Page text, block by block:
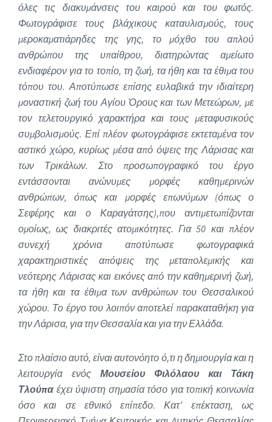
όλες τις διακυμάνσεις του καιρού και του φωτός.
Φωτογράφισε τους βλάχικους καταυλισμούς, τους
μεροκαματιάρηδες της γης, το μόχθο του απλού
ανθρώπου της υπαίθρου, διατηρώντας αμείωτο
ενδιαφέρον για το τοπίο, τη ζωή, τα ήθη και τα έθιμα του
τόπου του. Αποτύπωσε επίσης ευλαβικά την ιδιαίτερη
μοναστική ζωή του Αγίου Όρους και των Μετεώρων, με
τον τελετουργικό χαρακτήρα και τους μεταφυσικούς
συμβολισμούς. Επί πλέον φωτογράφισε εκτεταμένα τον
αστικό χώρο, κυρίως μέσα από όψεις της Λάρισας και
των Τρικάλων. Στο προσωπογραφικό του έργο
εντάσσονται ανώνυμες μορφές καθημερινών
ανθρώπων, όπως και μορφές επωνύμων (όπως ο
Σεφέρης και ο Καραγάτσης),που αντιμετωπίζονται
ομοίως, ως διακριτές ατομικότητες. Για 50 και πλέον
συνεχή χρόνια αποτύπωσε φωτογραφικά
χαρακτηριστικές απόψεις της μεταπολεμικής και
νεότερης Λάρισας και εικόνες από την καθημερινή ζωή,
τα ήθη και τα έθιμα των ανθρώπων του Θεσσαλικού
χώρου. Το έργο του λοιπόν αποτελεί παρακαταθήκη για
την Λάρισα, για την Θεσσαλία και για την Ελλάδα.
Στο πλαίσιο αυτό, είναι αυτονόητο ό,τι η δημιουργία και η
λειτουργία ενός Μουσείου Φιλόλαου και Τάκη
Τλούπαέχει ύψιστη σημασία τόσο για τοπική κοινωνία
όσο και σε εθνικό επίπεδο. Κατ’ επέκταση, ως